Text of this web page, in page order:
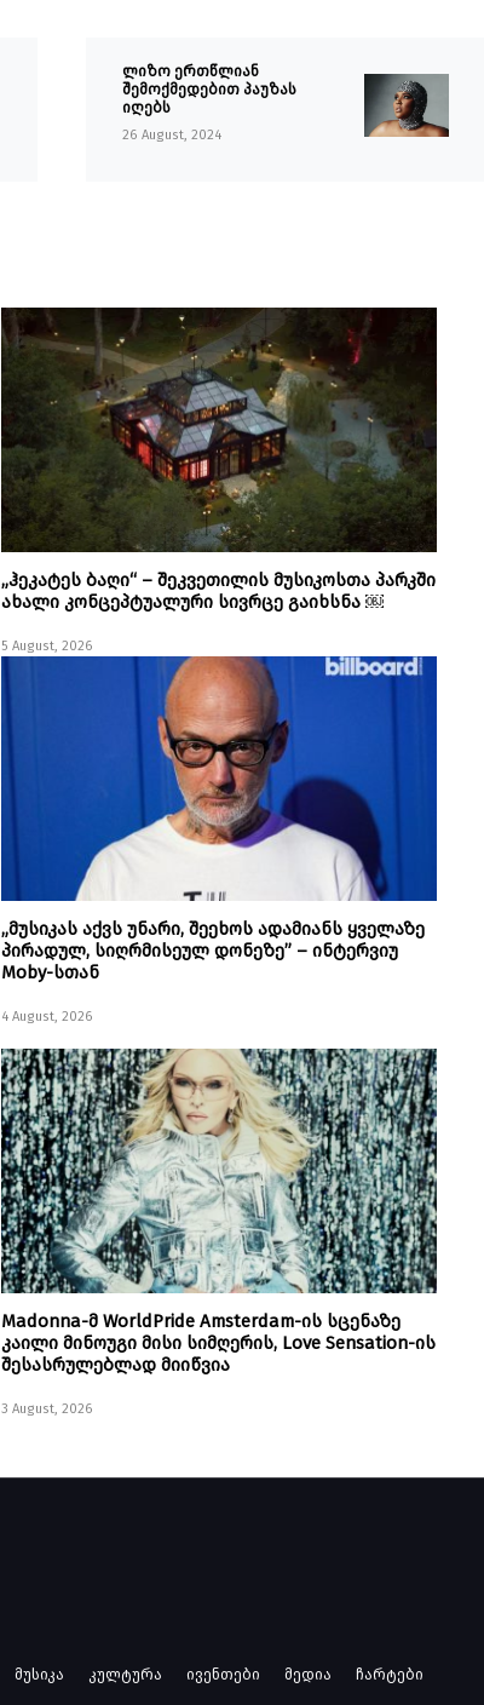
ლიზო ერთწლიან
შემოქმედებით პაუზას
იღებს
26 August, 2024
„ჰეკატეს ბაღი“ – შეკვეთილის მუსიკოსთა პარკში
ახალი კონცეპტუალური სივრცე გაიხსნა ￼
5 August, 2026
„მუსიკას აქვს უნარი, შეეხოს ადამიანს ყველაზე
პირადულ, სიღრმისეულ დონეზე” – ინტერვიუ
Moby-სთან
4 August, 2026
Madonna-მ WorldPride Amsterdam-ის სცენაზე
კაილი მინოუგი მისი სიმღერის, Love Sensation-ის
შესასრულებლად მიიწვია
3 August, 2026
მუსიკა კულტურა ივენთები მედია ჩარტები